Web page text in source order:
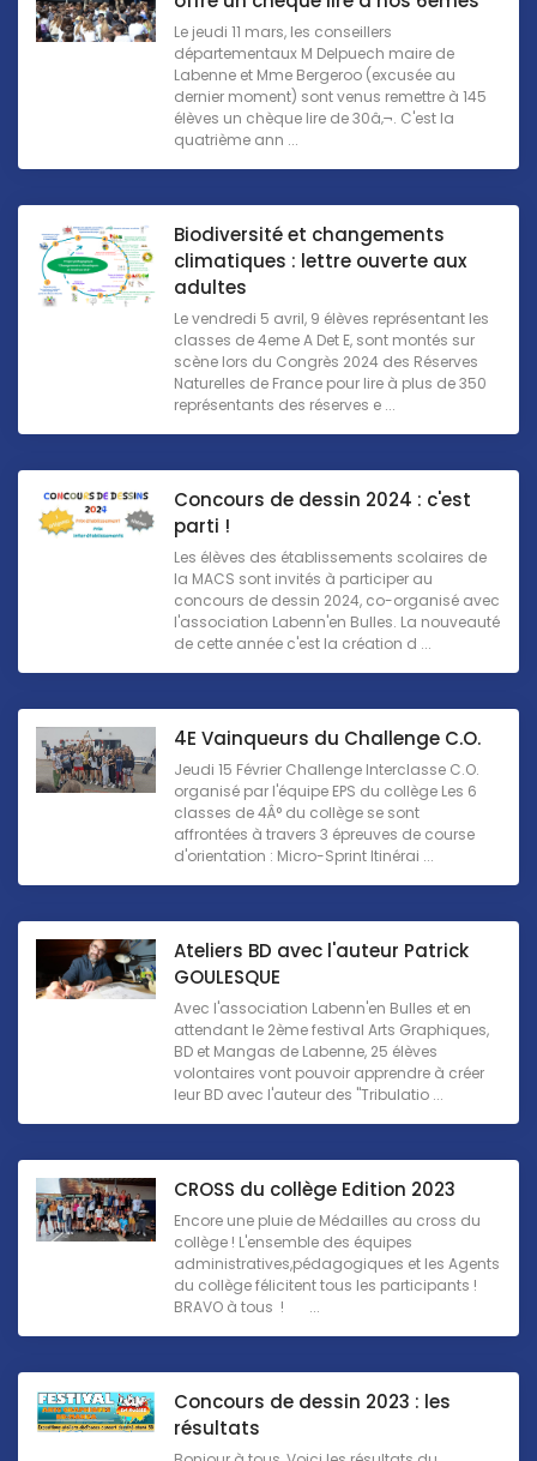
Le jeudi 11 mars, les conseillers
départementaux M Delpuech maire de
Labenne et Mme Bergeroo (excusée au
dernier moment) sont venus remettre à 145
élèves un chèque lire de 30â‚¬. C'est la
quatrième ann ...
Biodiversité et changements
climatiques : lettre ouverte aux
adultes
Le vendredi 5 avril, 9 élèves représentant les
classes de 4eme A Det E, sont montés sur
scène lors du Congrès 2024 des Réserves
Naturelles de France pour lire à plus de 350
représentants des réserves e ...
Concours de dessin 2024 : c'est
parti !
Les élèves des établissements scolaires de
la MACS sont invités à participer au
concours de dessin 2024, co-organisé avec
l'association Labenn'en Bulles. La nouveauté
de cette année c'est la création d ...
4E Vainqueurs du Challenge C.O.
Jeudi 15 Février Challenge Interclasse C.O.
organisé par l'équipe EPS du collège Les 6
classes de 4Â° du collège se sont
affrontées à travers 3 épreuves de course
d'orientation : Micro-Sprint Itinérai ...
Ateliers BD avec l'auteur Patrick
GOULESQUE
Avec l'association Labenn'en Bulles et en
attendant le 2ème festival Arts Graphiques,
BD et Mangas de Labenne, 25 élèves
volontaires vont pouvoir apprendre à créer
leur BD avec l'auteur des "Tribulatio ...
CROSS du collège Edition 2023
Encore une pluie de Médailles au cross du
collège ! L'ensemble des équipes
administratives,pédagogiques et les Agents
du collège félicitent tous les participants !
BRAVO à tous ! ...
Concours de dessin 2023 : les
résultats